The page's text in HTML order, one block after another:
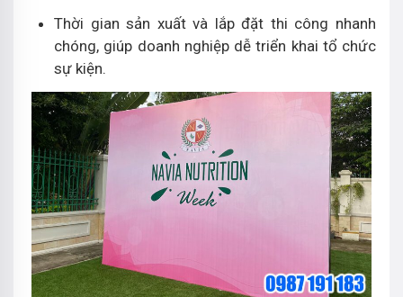
Thời gian sản xuất và lắp đặt thi công nhanh
chóng, giúp doanh nghiệp dễ triển khai tổ chức
sự kiện.